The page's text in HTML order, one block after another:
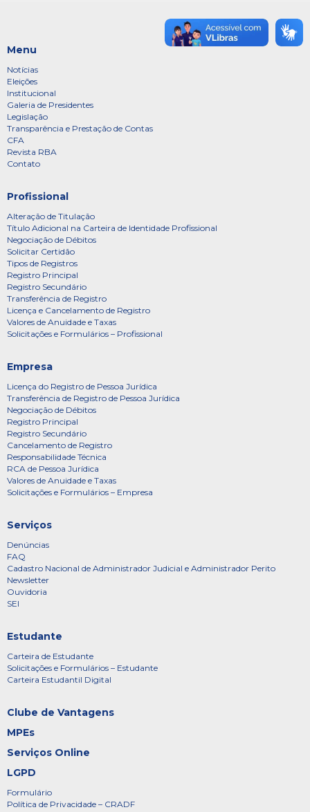
Menu
Notícias
Eleições
Institucional
Galeria de Presidentes
Legislação
Transparência e Prestação de Contas
CFA
Revista RBA
Contato
Profissional
Alteração de Titulação
Título Adicional na Carteira de Identidade Profissional
Negociação de Débitos
Solicitar Certidão
Tipos de Registros
Registro Principal
Registro Secundário
Transferência de Registro
Licença e Cancelamento de Registro
Valores de Anuidade e Taxas
Solicitações e Formulários – Profissional
Empresa
Licença do Registro de Pessoa Jurídica
Transferência de Registro de Pessoa Jurídica
Negociação de Débitos
Registro Principal
Registro Secundário
Cancelamento de Registro
Responsabilidade Técnica
RCA de Pessoa Jurídica
Valores de Anuidade e Taxas
Solicitações e Formulários – Empresa
Serviços
Denúncias
FAQ
Cadastro Nacional de Administrador Judicial e Administrador Perito
Newsletter
Ouvidoria
SEI
Estudante
Carteira de Estudante
Solicitações e Formulários – Estudante
Carteira Estudantil Digital
Clube de Vantagens
MPEs
Serviços Online
LGPD
Formulário
Política de Privacidade – CRADF